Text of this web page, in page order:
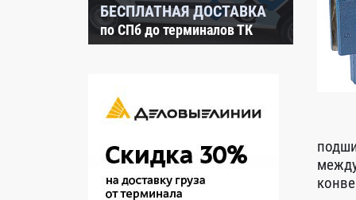
БЕСПЛАТНАЯ ДОСТАВКА
по СПб до терминалов ТК